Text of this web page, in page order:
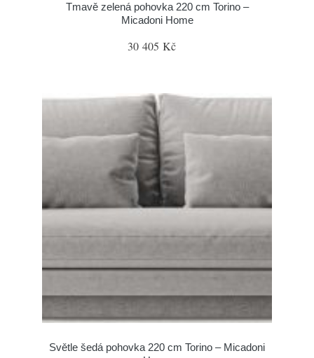
Tmavě zelená pohovka 220 cm Torino –
Micadoni Home
30 405 Kč
Světle šedá pohovka 220 cm Torino – Micadoni